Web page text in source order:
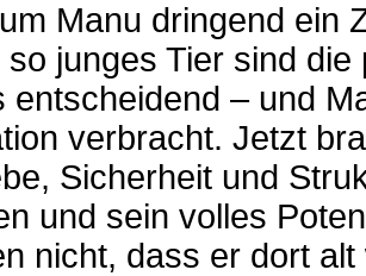
Manu dringend ein
so junges Tier sind
entscheidend – und
verbracht. Jetzt
Sicherheit und
und sein volles
nicht, dass er dort